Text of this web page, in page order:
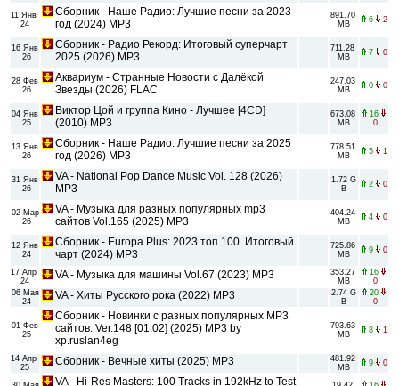
11 Янв
24
Cбоpник - Наше Радио: Лучшие песни за 2023
год (2024) MP3
891.70
MB
6 2
16 Янв
26
Сбoрник - Радио Рекорд: Итоговый суперчарт
2025 (2026) MP3
711.28
MB
7 0
28 Фев
26
Аквариум - Странные Новости с Далёкой
Звезды (2026) FLAC
247.03
MB
0 0
04 Янв
25
Виктор Цой и группа Кино - Лучшее [4CD]
(2010) МР3
673.08
MB
16
0
13 Янв
26
Сборник - Наше Радио: Лучшие песни за 2025
год (2026) MP3
778.51
MB
5 1
31 Янв
26
VA - National Pop Dance Music Vol. 128 (2026)
MP3
1.72 G
B
2 0
02 Мар
26
VA - Музыка для разных популярных mp3
сайтов Vol.165 (2025) MP3
404.24
MB
4 0
12 Янв
24
Сборник - Europa Plus: 2023 топ 100. Итоговый
чарт (2024) MP3
725.86
MB
9 0
17 Апр
24
VA - Музыка для машины Vol.67 (2023) MP3
353.27
MB
16
0
06 Мая
24
VA - Хиты Русского рока (2022) MP3
2.74 G
B
20
0
01 Фев
25
Сборник - Новинки с разных популярных MP3
сайтов. Ver.148 [01.02] (2025) MP3 by
xp.ruslan4eg
793.63
MB
8 1
14 Апр
25
Сборник - Вечные хиты (2025) MP3
481.92
MB
9 0
VA - Hi-Res Masters: 100 Tracks in 192kHz to Test